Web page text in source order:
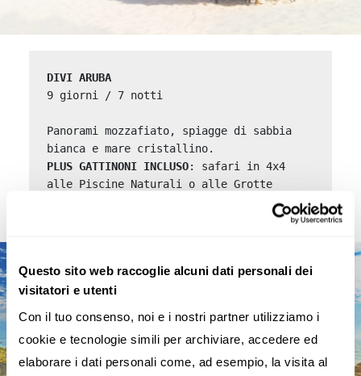
Questo sito web raccoglie alcuni dati personali dei
visitatori e utenti
Con il tuo consenso, noi e i nostri partner utilizziamo i
cookie e tecnologie simili per archiviare, accedere ed
elaborare i dati personali come, ad esempio, la visita al
DIVI ARUBA
9 giorni / 7 notti
Panorami mozzafiato, spiagge di sabbia
PLUS GATTINONI INCLUSO: safari in 4x4
alle Piscine Naturali o alle Grotte
Naturali con snorkeling a Mangel Halto.